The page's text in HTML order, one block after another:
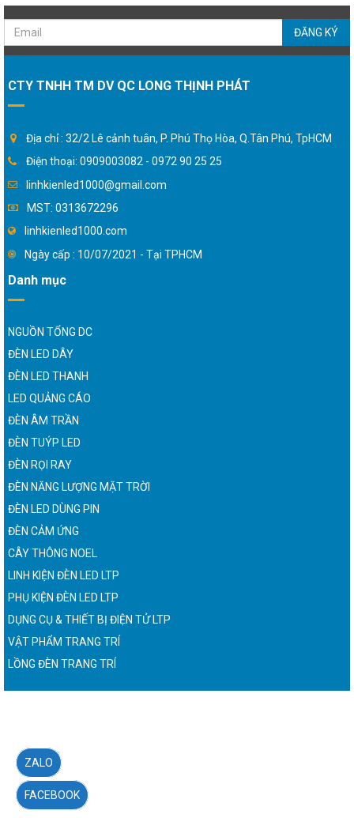
ĐĂNG KÝ
CTY TNHH TM DV QC LONG THỊNH PHÁT
Địa chỉ : 32/2 Lê cảnh tuân, P. Phú Thọ Hòa, Q.Tân Phú, TpHCM
Điện thoại: 0909003082 - 0972 90 25 25
linhkienled1000@gmail.com
MST: 0313672296
linhkienled1000.com
Ngày cấp : 10/07/2021 - Tại TPHCM
Danh mục
NGUỒN TỔNG DC
ĐÈN LED DÂY
ĐÈN LED THANH
LED QUẢNG CÁO
ĐÈN ÂM TRẦN
ĐÈN TUÝP LED
ĐÈN RỌI RAY
ĐÈN NĂNG LƯỢNG MẶT TRỜI
ĐÈN LED DÙNG PIN
ĐÈN CẢM ỨNG
CÂY THÔNG NOEL
LINH KIỆN ĐÈN LED LTP
PHỤ KIỆN ĐÈN LED LTP
DỤNG CỤ & THIẾT BỊ ĐIỆN TỬ LTP
VẬT PHẨM TRANG TRÍ
LỒNG ĐÈN TRANG TRÍ
ZALO
FACEBOOK